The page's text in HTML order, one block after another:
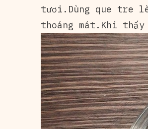
tươi.Dùng que tre
thoáng mát.Khi